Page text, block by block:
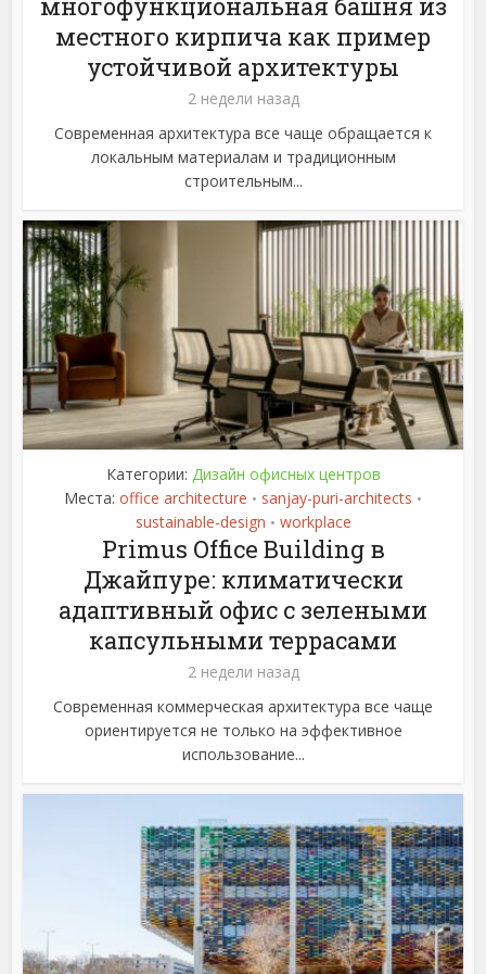
местного кирпича как пример
устойчивой архитектуры
2 недели назад
Современная архитектура все чаще обращается к
локальным материалам и традиционным
строительным...
Категории: Дизайн офисных центров
Места: office architecture • sanjay-puri-architects •
sustainable-design • workplace
Primus Office Building в
Джайпуре: климатически
адаптивный офис с зелеными
капсульными террасами
2 недели назад
Современная коммерческая архитектура все чаще
ориентируется не только на эффективное
использование...